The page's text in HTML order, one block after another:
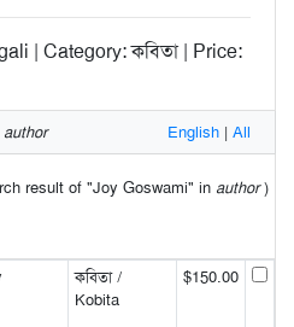
| Category: কবিতা | Price:
author English | All
result of "Joy Goswami" in author)
কবিতা /
Kobita
$150.00